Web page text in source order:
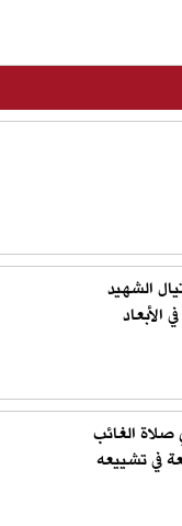
الشهيد
الأبعاد
الغائب
في تشييعه